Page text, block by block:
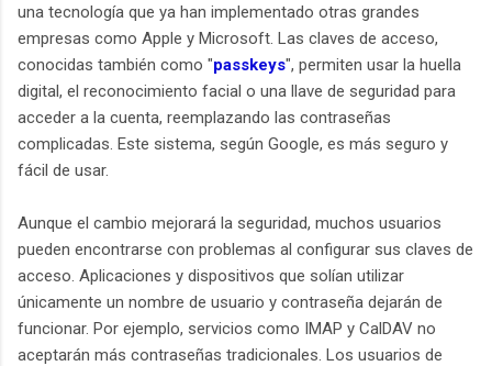
una tecnología que ya han implementado otras grandes
empresas como Apple y Microsoft. Las claves de acceso,
conocidas también como "passkeys", permiten usar la huella
digital, el reconocimiento facial o una llave de seguridad para
acceder a la cuenta, reemplazando las contraseñas
complicadas. Este sistema, según Google, es más seguro y
fácil de usar.
Aunque el cambio mejorará la seguridad, muchos usuarios
pueden encontrarse con problemas al configurar sus claves de
acceso. Aplicaciones y dispositivos que solían utilizar
únicamente un nombre de usuario y contraseña dejarán de
funcionar. Por ejemplo, servicios como IMAP y CalDAV no
aceptarán más contraseñas tradicionales. Los usuarios de